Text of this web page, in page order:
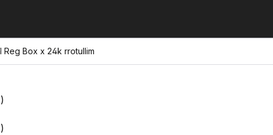
Reg Box x 24k rrotullim